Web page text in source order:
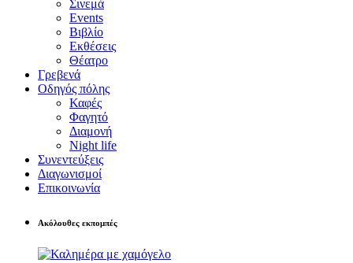
Σινεμά
Events
Βιβλίο
Εκθέσεις
Θέατρο
Γρεβενά
Οδηγός πόλης
Καφές
Φαγητό
Διαμονή
Night life
Συνεντεύξεις
Διαγωνισμοί
Επικοινωνία
Ακόλουθες εκπομπές